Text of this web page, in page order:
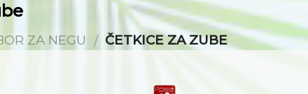
ZA NEGU / ČETKICE ZA ZUBE